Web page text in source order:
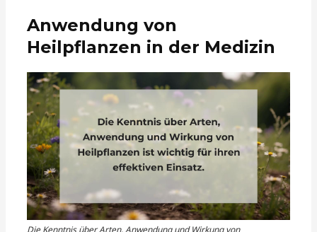
Anwendung von
Heilpflanzen in der Medizin
Die Kenntnis über Arten, Anwendung und Wirkung von